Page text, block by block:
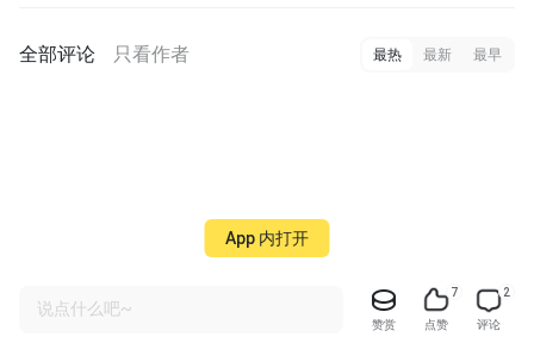
全部评论 只看作者 最热 最新 最早
说点什么吧~
赞赏
7
点赞
2
评论
App 内打开